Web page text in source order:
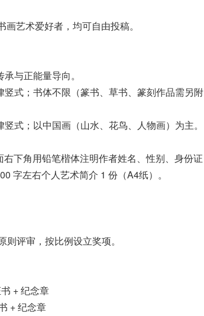
艺术爱好者，均可自由投稿。
与正能量导向。
式；书体不限（篆书、草书、篆刻作品需另附
式；以中国画（山水、花鸟、人物画）为主。
下角用铅笔楷体注明作者姓名、性别、身份证
字左右个人艺术简介 1 份（A4纸）。
则评审，按比例设立奖项。
+ 纪念章
+ 纪念章